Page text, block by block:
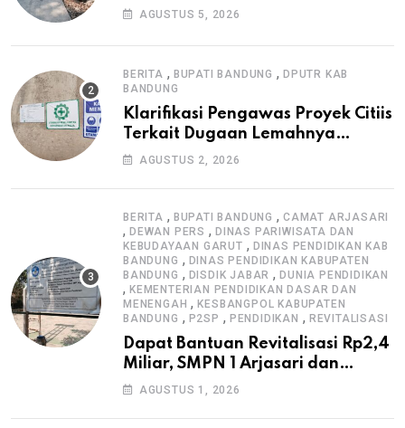
Warga, Selesai Tanpa Papan
AGUSTUS 5, 2026
BERITA , BUPATI BANDUNG ,DPUTR KAB
BANDUNG
Klarifikasi Pengawas Proyek Citiis
Terkait Dugaan Lemahnya
Pengawasan K3
AGUSTUS 2, 2026
BERITA , BUPATI BANDUNG ,CAMAT ARJASARI
, DEWAN PERS , DINAS PARIWISATA DAN
KEBUDAYAAN GARUT , DINAS PENDIDIKAN KAB
BANDUNG , DINAS PENDIDIKAN KABUPATEN
BANDUNG , DISDIK JABAR ,DUNIA PENDIDIKAN
, KEMENTERIAN PENDIDIKAN DASAR DAN
MENENGAH ,KESBANGPOL KABUPATEN
BANDUNG , P2SP , PENDIDIKAN , REVITALISASI
Dapat Bantuan Revitalisasi Rp2,4
Miliar, SMPN 1 Arjasari dan
Masyarakat Sambut Antusias
AGUSTUS 1, 2026